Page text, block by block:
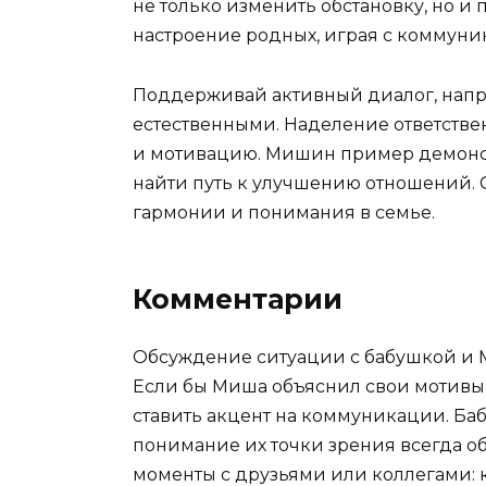
не только изменить обстановку, но и
настроение родных, играя с
Поддерживай активный диалог,
естественными. Наделение
и мотивацию. Мишин пример
найти путь к улучшению
гармонии и понимания в семье.
Комментарии
Обсуждение ситуации с бабушкой и
Если бы Миша объяснил свои
ставить акцент на коммуникации.
понимание их точки зрения всегда
моменты с друзьями или коллегами: